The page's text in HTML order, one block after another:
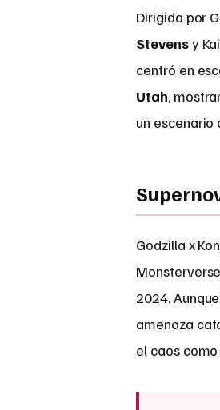
Dirigida por
Stevensy
centró en
Utah,
un escenario
Godzilla x
2024.
amenaza
el caos